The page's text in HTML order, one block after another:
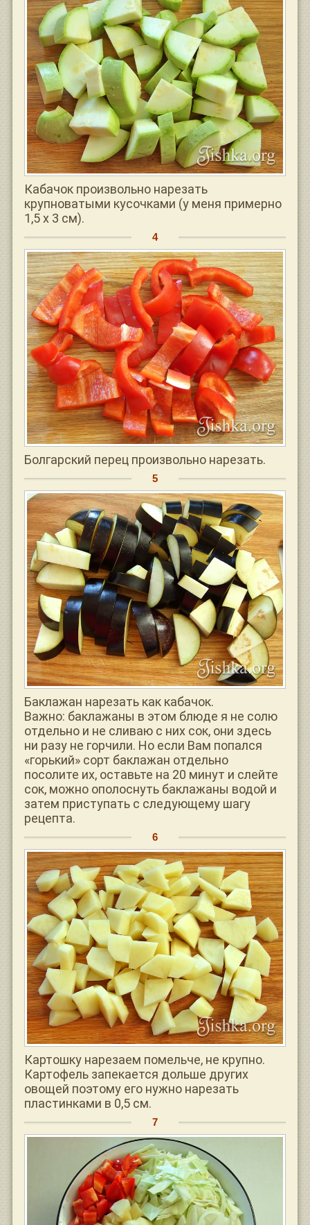
Кабачок произвольно нарезать
крупноватыми кусочками (у меня примерно
1,5 х 3 см).
Болгарский перец произвольно нарезать.
Баклажан нарезать как кабачок.
Важно: баклажаны в этом блюде я не солю
отдельно и не сливаю c них сок, они здесь
ни разу не горчили. Но если Вам попался
«горький» сорт баклажан отдельно
посолите их, оставьте на 20 минут и слейте
сок, можно ополоснуть баклажаны водой и
затем приступать с следующему шагу
рецепта.
Картошку нарезаем помельче, не крупно.
Картофель запекается дольше других
овощей поэтому его нужно нарезать
пластинками в 0,5 см.